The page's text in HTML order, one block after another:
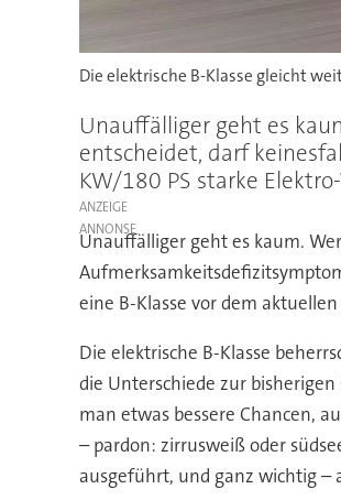
Die elektrische B-Klasse gleicht
Unauffälliger geht es
entscheidet, darf
KW/180 PS starke
ANZEIGE
Unauffälliger geht es kaum.
eine B-Klasse vor dem
Die elektrische B-Klasse
die Unterschiede zur
man etwas bessere Chancen,
– pardon: zirrusweiß oder
ausgeführt, und ganz wichtig –